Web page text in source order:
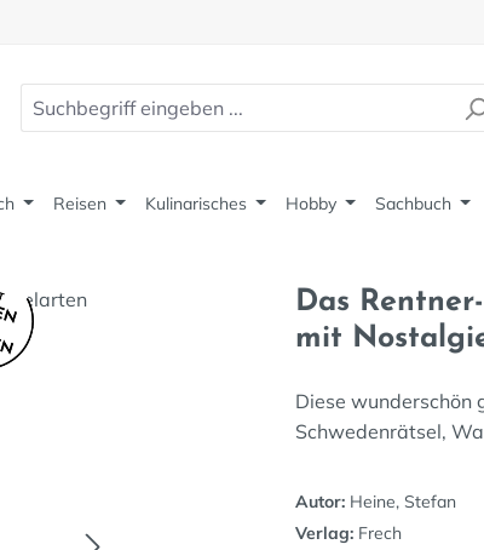
Reisen Kulinarisches Hobby Sachbuch
Das
mit
Diese wunderschön
Schwedenrätsel,
Autor: Heine, Stefan
Verlag: Frech